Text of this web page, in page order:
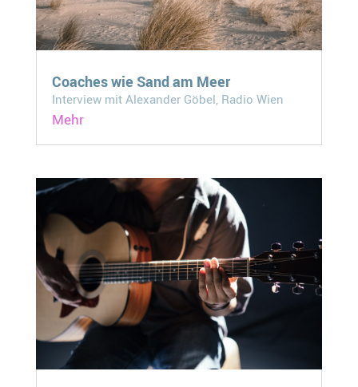
Coaches wie Sand am Meer
Interview mit Alexander Göbel, Radio Wien
Mehr